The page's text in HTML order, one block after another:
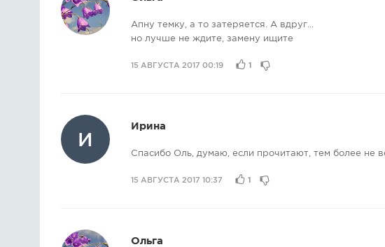
Апну темку, а то затеряется. А вдруг...
но лучше не ждите, замену ищите
15 АВГУСТА 2017 00:19 1
И
Ирина
Спасибо Оль, думаю, если прочитают, тем более не
15 АВГУСТА 2017 10:37 1
Ольга